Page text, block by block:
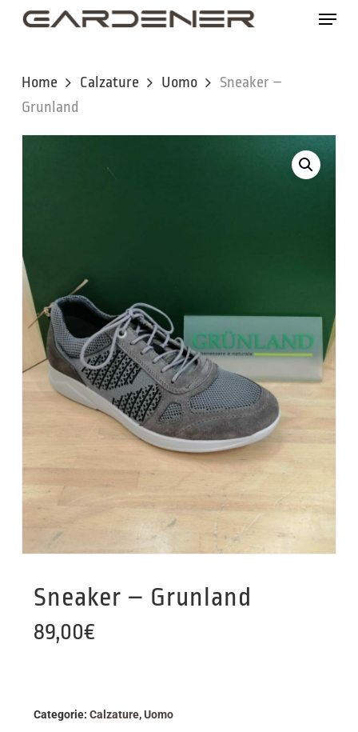
Skip
content
Menu
Home Calzature Uomo
Sneaker –
Grunland
Sneaker – Grunland
89,00€
Categorie: Calzature,Uomo